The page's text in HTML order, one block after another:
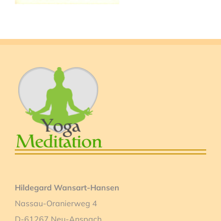
Hildegard Wansart-Hansen
Nassau-Oranierweg 4
D-61267 Neu-Anspach